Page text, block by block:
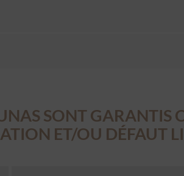
SONT GARANTIS
ET/OU DÉFAUT